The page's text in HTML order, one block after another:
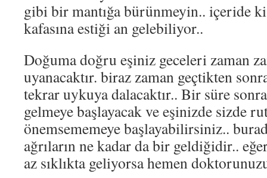
gibi bir mantığa bürünmeyin.. içeride
kafasına estiği an gelebiliyor..
Doğuma doğru eşiniz geceleri zaman
uyanacaktır. biraz zaman geçtikten
tekrar uykuya dalacaktır.. Bir süre
gelmeye başlayacak ve eşinizde sizde
önemsememeye başlayabilirsiniz..
ağrıların ne kadar da bir geldiğidir..
az sıklıkta geliyorsa hemen